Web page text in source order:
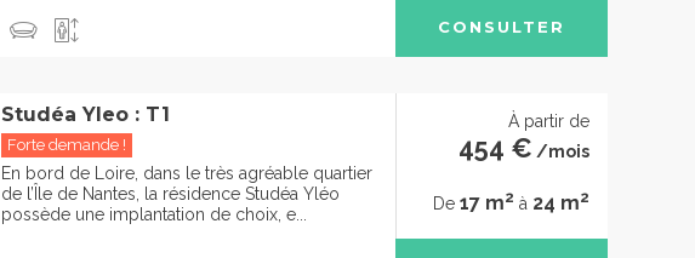
CONSULTER
Studéa Yleo : T1
Forte demande !
En bord de Loire, dans le très agréable quartier
de l’Île de Nantes, la résidence Studéa Yléo
possède une implantation de choix, e...
À partir de
454 € /mois
De 17 m2 à 24 m2